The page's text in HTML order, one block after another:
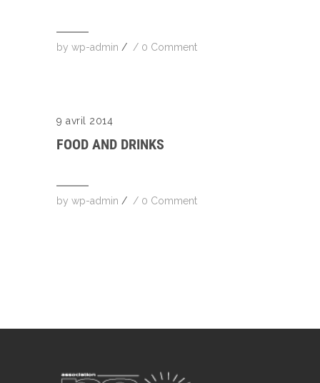
by wp-admin / / 0 Comment
9 avril 2014
FOOD AND DRINKS
by wp-admin / / 0 Comment